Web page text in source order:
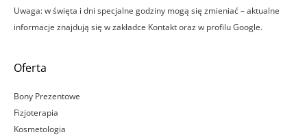
Uwaga: w święta i dni specjalne godziny mogą się zmieniać – aktualne
informacje znajdują się w zakładce Kontakt oraz w profilu Google.
Oferta
Bony Prezentowe
Fizjoterapia
Kosmetologia